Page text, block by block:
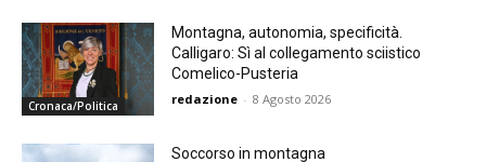
Cronaca/Politica
Montagna, autonomia, specificità.
Calligaro: Sì al collegamento sciistico
Comelico-Pusteria
redazione - 8 Agosto 2026
Soccorso in montagna